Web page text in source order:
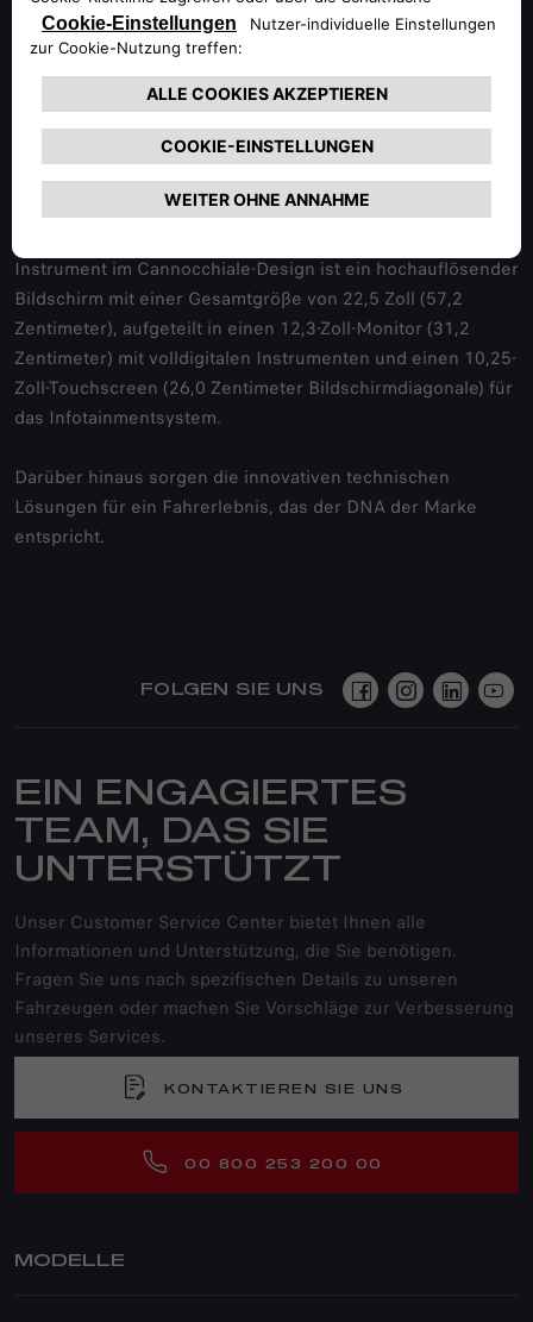
Umweltfreundlichkeit der Produktion hat Stellantis stark
investiert.
Der Alfa Romeo Tonale im Überblick
Der unverwechselbare italienische Stil des Alfa Romeo
Tonale wird durch moderne Technologie und
Instrument im Cannocchiale-Design ist ein hochauflösender
Bildschirm mit einer Gesamtgröße von 22,5 Zoll (57,2
Zentimeter), aufgeteilt in einen 12,3-Zoll-Monitor (31,2
Zentimeter) mit volldigitalen Instrumenten und einen 10,25-
Zoll-Touchscreen (26,0 Zentimeter Bildschirmdiagonale) für
das Infotainmentsystem.
Darüber hinaus sorgen die innovativen technischen
Lösungen für ein Fahrerlebnis, das der DNA der Marke
entspricht.
FOLGEN SIE UNS
EIN ENGAGIERTES
TEAM, DAS SIE
UNTERSTÜTZT
Unser Customer Service Center bietet Ihnen alle
Informationen und Unterstützung, die Sie benötigen.
Fragen Sie uns nach spezifischen Details zu unseren
Fahrzeugen oder machen Sie Vorschläge zur Verbesserung
unseres Services.
KONTAKTIEREN SIE UNS
00 800 253 200 00
MODELLE